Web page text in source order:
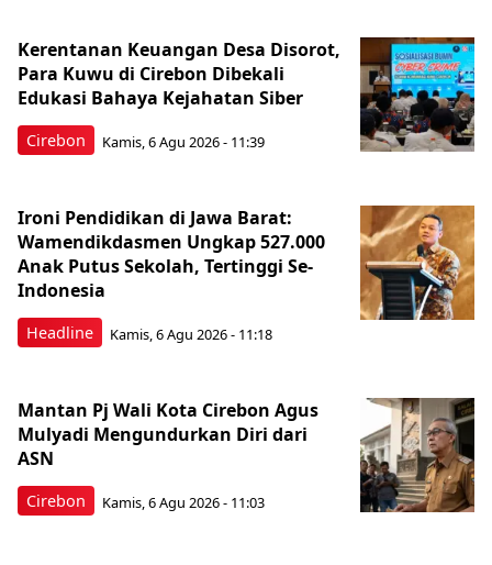
Cirebon
Kerentanan Keuangan Desa Disorot,
Para Kuwu di Cirebon Dibekali
Edukasi Bahaya Kejahatan Siber
Kamis, 6 Agu 2026 - 11:39
Headline
Ironi Pendidikan di Jawa Barat:
Wamendikdasmen Ungkap 527.000
Anak Putus Sekolah, Tertinggi Se-
Indonesia
Kamis, 6 Agu 2026 - 11:18
Cirebon
Mantan Pj Wali Kota Cirebon Agus
Mulyadi Mengundurkan Diri dari
ASN
Kamis, 6 Agu 2026 - 11:03